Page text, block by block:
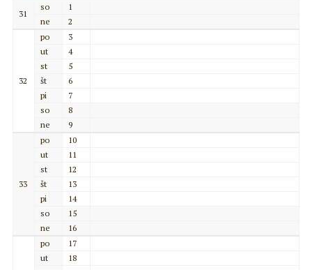
31
so
1
ne
2
32
po
3
ut
4
st
5
št
6
pi
7
so
8
ne
9
33
po
10
ut
11
st
12
št
13
pi
14
so
15
ne
16
po
17
ut
18